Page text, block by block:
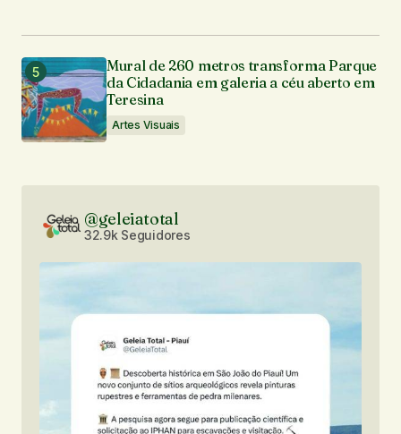
Mural de 260 metros transforma Parque
da Cidadania em galeria a céu aberto em
Teresina
Artes Visuais
@geleiatotal
32.9k Seguidores